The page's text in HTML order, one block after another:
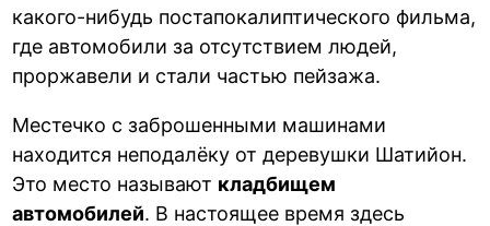
какого-нибудь постапокалиптического фильма,
где автомобили за отсутствием людей,
проржавели и стали частью пейзажа.
Местечко с заброшенными машинами
находится неподалёку от деревушки Шатийон.
Это место называют кладбищем
автомобилей. В настоящее время здесь